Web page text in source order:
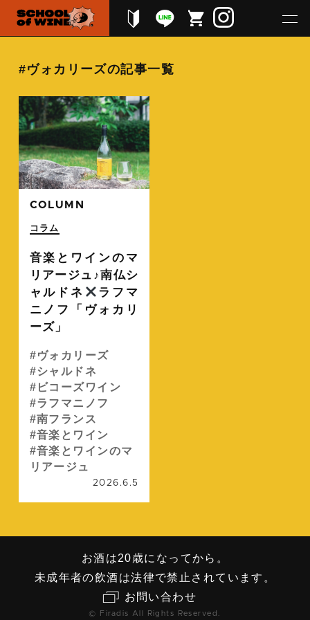
#ヴォカリーズの記事一覧
COLUMN
コラム
音楽とワインのマ
リアージュ♪南仏シ
ャルドネ
ラフマ
ニノフ「ヴォカリ
ーズ」
ヴォカリーズ
シャルドネ
ビコーズワイン
ラフマニノフ
南フランス
音楽とワイン
音楽とワインのマ
リアージュ
2026.6.5
お酒は20歳になってから。
未成年者の飲酒は法律で禁止されています。
お問い合わせ
© Firadis All Rights Reserved.